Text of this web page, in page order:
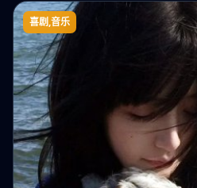
舞后芳邻
喜剧,音乐